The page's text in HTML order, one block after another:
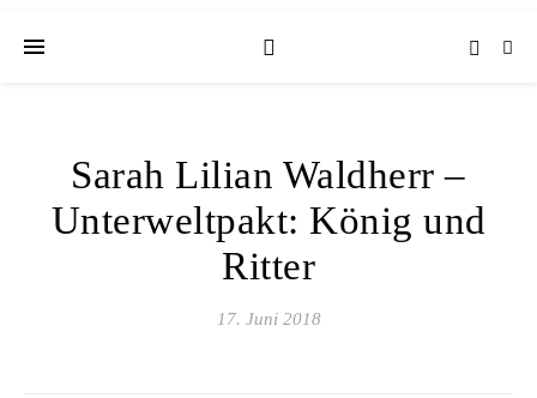
Sarah Lilian Waldherr –
Unterweltpakt: König und
Ritter
17. Juni 2018